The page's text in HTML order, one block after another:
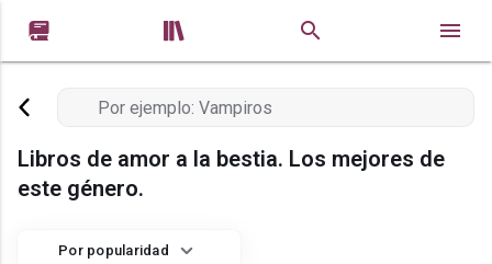
 
Libros de amor a la bestia. Los mejores de
este género.
Por popularidad